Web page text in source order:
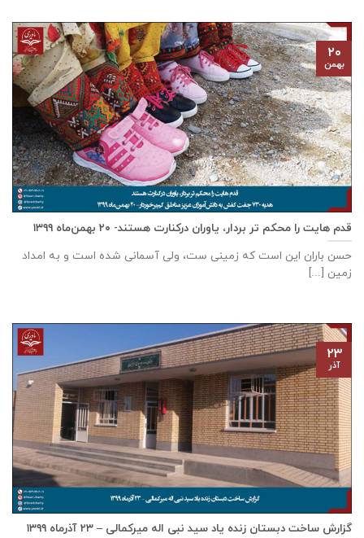
قدم هایت را محکم تر بردار، یاوران درکنارت هستند- ۲۰ بهمن‌ماه ۱۳۹۹
حسن باران این است که زمینی ست، ولی آسمانی شده است و به امداد
زمین [...]
۲۰
بهمن
گزارش ساخت دبستان زنده ياد سيد نبی اله ميركمالی – ۲۳ آذر‌ماه ۱۳۹۹
۲۳
آذر